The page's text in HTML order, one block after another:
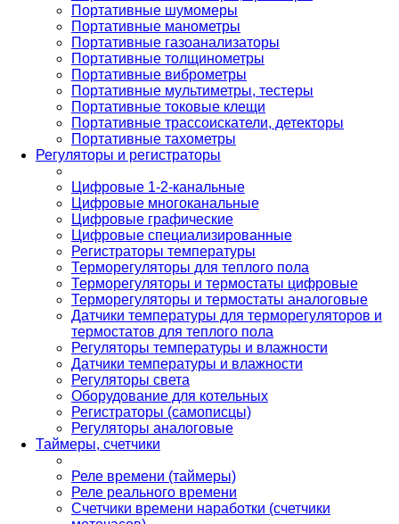
Портативные шумомеры
Портативные манометры
Портативные газоанализаторы
Портативные толщинометры
Портативные виброметры
Портативные мультиметры, тестеры
Портативные токовые клещи
Портативные трассоискатели, детекторы
Портативные тахометры
Регуляторы и регистраторы
Цифровые 1-2-канальные
Цифровые многоканальные
Цифровые графические
Цифровые специализированные
Регистраторы температуры
Терморегуляторы для теплого пола
Терморегуляторы и термостаты цифровые
Терморегуляторы и термостаты аналоговые
Датчики температуры для терморегуляторов и
термостатов для теплого пола
Регуляторы температуры и влажности
Датчики температуры и влажности
Регуляторы света
Оборудование для котельных
Регистраторы (самописцы)
Регуляторы аналоговые
Таймеры, счетчики
Реле времени (таймеры)
Реле реального времени
Счетчики времени наработки (счетчики